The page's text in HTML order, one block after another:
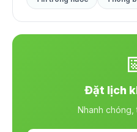
Đặt lịch
Nhanh chóng,